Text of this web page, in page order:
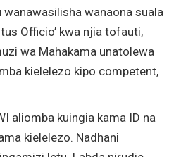
wanawasilisha wanaona suala
Officio’ kwa njia tofauti,
wa Mahakama unatolewa
kielelezo kipo competent,
aliomba kuingia kama ID na
kielelezo. Nadhani